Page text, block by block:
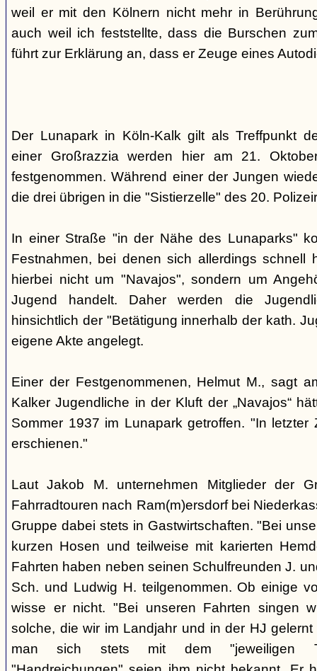
weil er mit den Kölnern nicht mehr in
auch weil ich feststellte, dass die Burschen
führt zur Erklärung an, dass er Zeuge eines
Der Lunapark in Köln-Kalk gilt als Treffpunkt
einer Großrazzia werden hier am 21.
festgenommen. Während einer der Jungen
die drei übrigen in die "Sistierzelle" des 20.
In einer Straße "in der Nähe des Lunaparks"
Festnahmen, bei denen sich allerdings schnell
hierbei nicht um "Navajos", sondern um
Jugend handelt. Daher werden die
hinsichtlich der "Betätigung innerhalb der kath.
eigene Akte angelegt.
Einer der Festgenommenen, Helmut M., sagt
Kalker Jugendliche in der Kluft der „Navajos“
Sommer 1937 im Lunapark getroffen. "In
erschienen."
Laut Jakob M. unternehmen Mitglieder der
Fahrradtouren nach Ram(m)ersdorf bei
Gruppe dabei stets in Gastwirtschaften. "Bei
kurzen Hosen und teilweise mit karierten
Fahrten haben neben seinen Schulfreunden J.
Sch. und Ludwig H. teilgenommen. Ob einige
wisse er nicht. "Bei unseren Fahrten singen
solche, die wir im Landjahr und in der HJ
man sich stets mit dem "jeweiligen